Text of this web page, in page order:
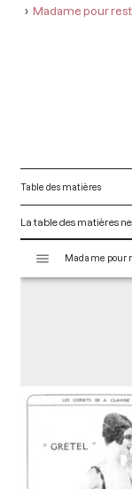
Madame pour
Table des matières
La table des matières
s
u